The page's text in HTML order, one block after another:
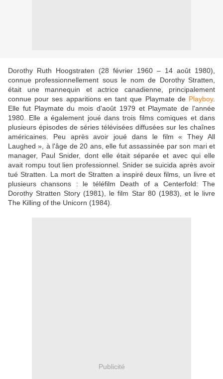
Dorothy Ruth Hoogstraten (28 février 1960 – 14 août 1980),
connue professionnellement sous le nom de Dorothy Stratten,
était une mannequin et actrice canadienne, principalement
connue pour ses apparitions en tant que Playmate de Playboy.
Elle fut Playmate du mois d'août 1979 et Playmate de l'année
1980. Elle a également joué dans trois films comiques et dans
plusieurs épisodes de séries télévisées diffusées sur les chaînes
américaines. Peu après avoir joué dans le film « They All
Laughed », à l'âge de 20 ans, elle fut assassinée par son mari et
manager, Paul Snider, dont elle était séparée et avec qui elle
avait rompu tout lien professionnel. Snider se suicida après avoir
tué Stratten. La mort de Stratten a inspiré deux films, un livre et
plusieurs chansons : le téléfilm Death of a Centerfold: The
Dorothy Stratten Story (1981), le film Star 80 (1983), et le livre
The Killing of the Unicorn (1984).
Publicité